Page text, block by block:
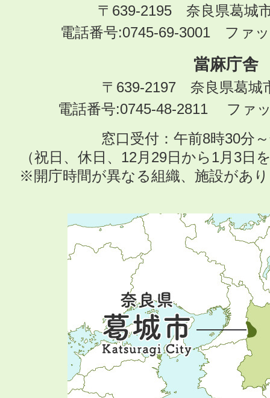
〒639-2195 奈良県葛城
電話番号:0745-69-3001 ファ
當麻庁舎
〒639-2197 奈良県葛城
電話番号:0745-48-2811 ファ
窓口受付：午前8時30分
（祝日、休日、12月29日から1月3日
※開庁時間が異なる組織、施設があ